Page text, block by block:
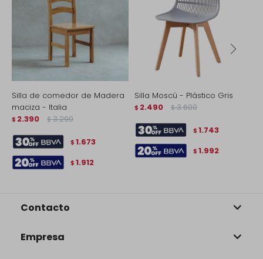
Silla de comedor de Madera
maciza - Italia
$ 2.390 $ 3.290
$ 1.673
$ 1.912
Silla Moscú - Plástico Gris
$ 2.490 $ 3.600
$ 1.743
$ 1.992
Contacto
Empresa